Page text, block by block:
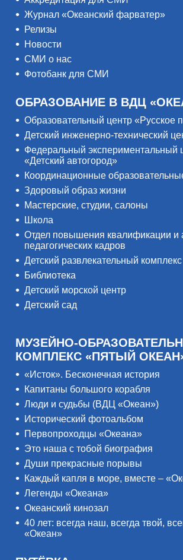
Журнал «Океанский фарватер»
Релизы
Новости
СМИ о нас
Фотобанк для СМИ
ОБРАЗОВАНИЕ В ВДЦ
Образовательный центр «Русское
Детский инженерно-технический
Федеральный экспериментальный
«Детский автогород»
Координационные
Здоровый образ жизни
Мастерские, студии, салоны
Школа
Отдел повышения квалификации и
педагогических кадров
Детский развлекательный комплекс
Библиотека
Детский морской центр
Детский сад
МУЗЕЙНО-
КОМПЛЕКС «ПЯТЫЙ
«Исток». Бесконечная история
Капитаны большого корабля
Люди и судьбы (ВДЦ «Океан»)
Исторический фотоальбом
Первопроходцы «Океана»
Это наша с тобой биография
Души прекрасные порывы
Каждый капля в море, вместе –
Легенды «Океана»
Океанский кинозал
40 лет: всегда наш, всегда твой,
«Океан»